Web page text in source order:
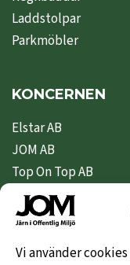
Vi använder
Laddstolpar
Parkmöbler
KONCERNEN
Elstar AB
JOM AB
Top On Top AB
Nipeda AB
Nivex Topsafe AB